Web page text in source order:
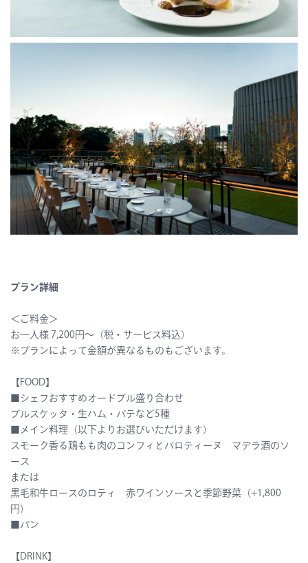
プラン詳細
＜ご料金＞
お一人様 7,200円～（税・サービス料込）
※プランによって金額が異なるものもございます。
【FOOD】
シェフおすすめオードブル盛り合わせ
ブルスケッタ・生ハム・パテなど5種
■メイン料理（以下よりお選びいただけます）
スモーク香る鶏もも肉のコンフィとバロティーヌ マデラ酒のソ
ース
または
黒毛和牛ロースのロティ 赤ワインソースと季節野菜（+1,800
円）
■パン
【DRINK】